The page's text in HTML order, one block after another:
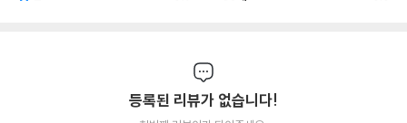
등록된 리뷰가 없습니다!